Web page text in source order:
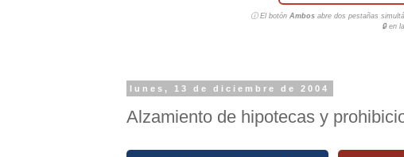
ⓘ El botón Ambosabre dos pestañas
🔒 en
lunes, 13 de diciembre de 2004
Alzamiento de hipotecas y